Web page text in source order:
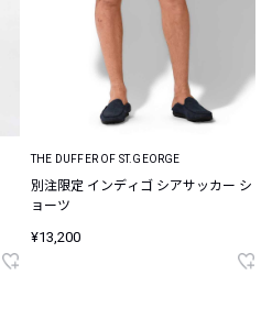
THE DUFFER OF ST.GEORGE
別注限定 インディゴ シアサッカー シ
ョーツ
¥13,200